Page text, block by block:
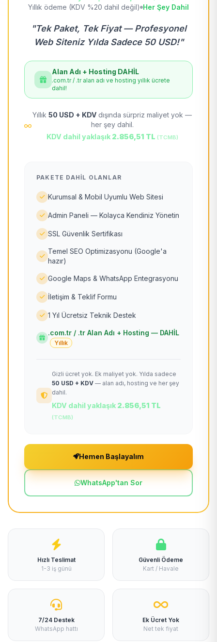
Yıllık ödeme (KDV %20 dahil değil) Her Şey Dahil
"Tek Paket, Tek Fiyat — Profesyonel
Web Siteniz Yılda Sadece 50 USD!"
Alan Adı + Hosting DAHİL
.com.tr / .tr alan adı ve hosting yıllık ücrete
dahil!
Yıllık 50 USD + KDV dışında sürpriz maliyet yok —
her şey dahil.
KDV dahil yaklaşık 2.856,51 TL (TCMB)
PAKETE DAHIL OLANLAR
Kurumsal & Mobil Uyumlu Web Sitesi
Admin Paneli — Kolayca Kendiniz Yönetin
SSL Güvenlik Sertifikası
Temel SEO Optimizasyonu (Google'a
hazır)
Google Maps & WhatsApp Entegrasyonu
İletişim & Teklif Formu
1 Yıl Ücretsiz Teknik Destek
.com.tr / .tr Alan Adı + Hosting — DAHİL
Yıllık
Gizli ücret yok. Ek maliyet yok. Yılda sadece
50 USD + KDV — alan adı, hosting ve her şey
dahil.
KDV dahil yaklaşık 2.856,51 TL
(TCMB)
Hemen Başlayalım
WhatsApp'tan Sor
Hızlı Teslimat
1-3 iş günü
Güvenli Ödeme
Kart / Havale
7/24 Destek
WhatsApp hattı
Ek Ücret Yok
Net tek fiyat